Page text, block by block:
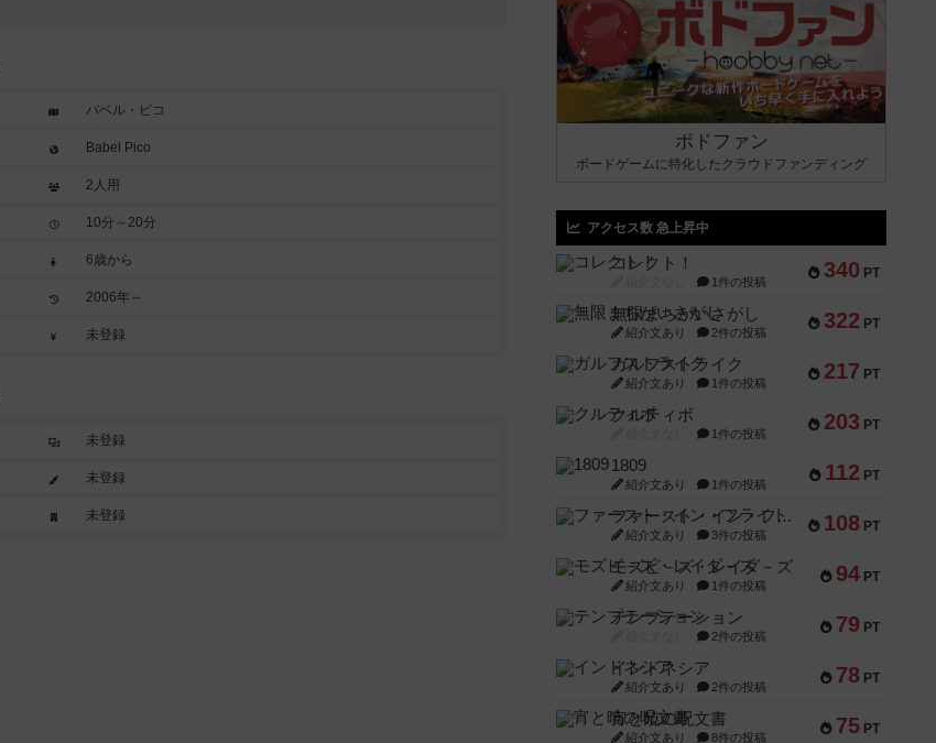
バベル・ピコ
Babel Pico
2人用
10分～20分
6歳から
2006年～
未登録
未登録
未登録
未登録
ボドファン
ボードゲームに特化したクラウドファンディング
アクセス数 急上昇中
340 PT
コレクト！
1件の投稿
322 PT
無限まちがいさがし
紹介文あり 2件の投稿
217 PT
ガルフストライク
紹介文あり 1件の投稿
203 PT
クルティボ
1件の投稿
112 PT
1809
紹介文あり 1件の投稿
108 PT
ファースト・イン・フライト
紹介文あり 3件の投稿
94 PT
モズビ－ズ・レイダ－ズ
紹介文あり 1件の投稿
79 PT
テンプテーション
2件の投稿
78 PT
インドネシア
紹介文あり 2件の投稿
75 PT
宵と暁の呪文書
紹介文あり 8件の投稿